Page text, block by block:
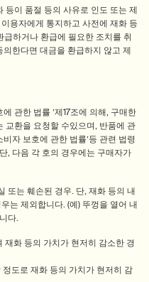
등이 품절 등의 사유로 인도 또는 제
용자에게 통지하고 사전에 재화 등
하거나 환급에 필요한 조치를 취
한다면 대금을 환급하지 않고 제
관한 법률 ’제17조에 의해, 구매한
교환을 요청할 수있으며, 반품에 관
자 보호에 관한 법률’등 관련 법령
, 다음 각 호의 경우에는 구매자가
또는 훼손된 경우. 단, 재화 등의 내
는 제외합니다. (예) 뚜껑을 열어 내
다.
재화 등의 가치가 현저히 감소한 경
도로 재화 등의 가치가 현저히 감